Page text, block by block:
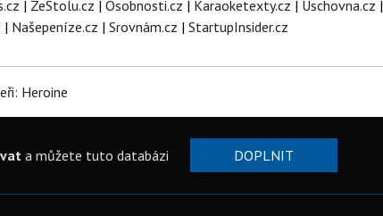
| ZeStolu.cz | Osobnosti.cz | Karaoketexty.cz | Úschovna.cz |
| Našepeníze.cz | Srovnám.cz | StartupInsider.cz
Heroine
a můžete tuto databázi DOPLNIT